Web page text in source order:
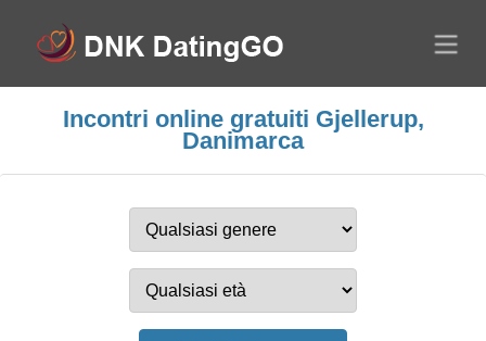
Incontri online gratuiti Gjellerup,
Danimarca